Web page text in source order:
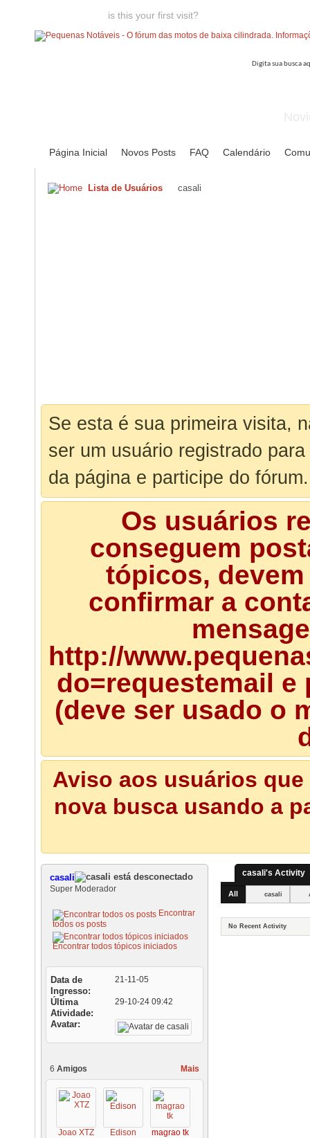
is this your first visit?
Página Inicial Novos Posts FAQ Calendário
Lista de Usuários casali
Se esta é sua primeira visita,
ser um usuário registrado
da página e participe do fórum.
Os usuários
conseguem
tópicos,
confirmar a
http://
do=requestemail
(deve ser usado o
Aviso aos usuários
nova busca usando a
casali
Super Moderador
Encontrar
todos os posts
Encontrar todos tópicos iniciados
Data de
Ingresso
21-11-05
Última
Atividade
29-10-24 09:42
Avatar
Mais
6 Amigos
Joao XTZ Edison magrao tk
casali's Activity
All casali
No Recent Activity